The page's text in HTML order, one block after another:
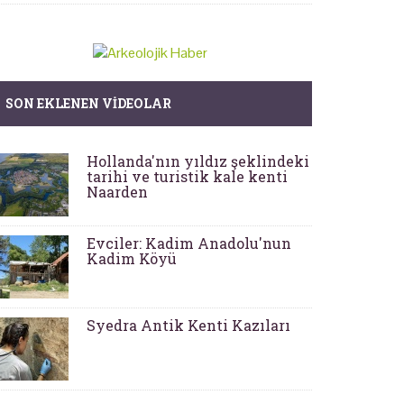
SON EKLENEN VIDEOLAR
Hollanda'nın yıldız şeklindeki
tarihi ve turistik kale kenti
Naarden
Evciler: Kadim Anadolu'nun
Kadim Köyü
Syedra Antik Kenti Kazıları